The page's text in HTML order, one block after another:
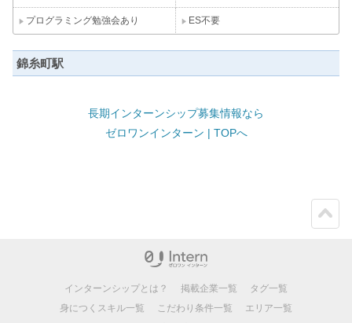
プログラミング勉強会あり ES不要
錦糸町駅
長期インターンシップ募集情報なら
ゼロワンインターン | TOPへ
インターンシップとは？ 掲載企業一覧
タグ一覧
身につくスキル一覧
こだわり条件一覧
エリア一覧